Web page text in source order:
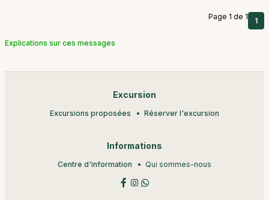
Page 1 de 1 1
Explications sur ces messages
Excursion
Excursions proposées Réserver l'excursion
Informations
Centre d'information Qui sommes-nous